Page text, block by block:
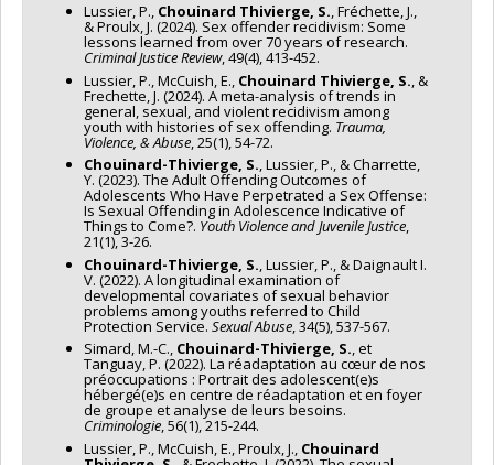
Lussier, P., Chouinard Thivierge, S., Fréchette, J.,
& Proulx, J. (2024). Sex offender recidivism: Some
lessons learned from over 70 years of research.
Criminal Justice Review, 49(4), 413-452.
Lussier, P., McCuish, E., Chouinard Thivierge, S., &
Frechette, J. (2024). A meta-analysis of trends in
general, sexual, and violent recidivism among
youth with histories of sex offending. Trauma,
Violence, & Abuse, 25(1), 54-72.
Chouinard-Thivierge, S., Lussier, P., & Charrette,
Y. (2023). The Adult Offending Outcomes of
Adolescents Who Have Perpetrated a Sex Offense:
Is Sexual Offending in Adolescence Indicative of
Things to Come?. Youth Violence and Juvenile Justice,
21(1), 3-26.
Chouinard-Thivierge, S., Lussier, P., & Daignault I.
V. (2022). A longitudinal examination of
developmental covariates of sexual behavior
problems among youths referred to Child
Protection Service. Sexual Abuse, 34(5), 537-567.
Simard, M.-C., Chouinard-Thivierge, S., et
Tanguay, P. (2022). La réadaptation au cœur de nos
préoccupations : Portrait des adolescent(e)s
hébergé(e)s en centre de réadaptation et en foyer
de groupe et analyse de leurs besoins.
Criminologie, 56(1), 215-244.
Lussier, P., McCuish, E., Proulx, J., Chouinard